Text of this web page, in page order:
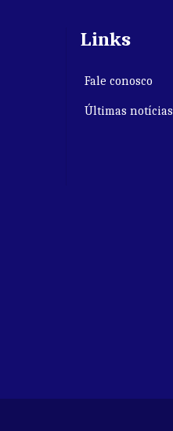
Links
Fale conosco
Últimas notícias